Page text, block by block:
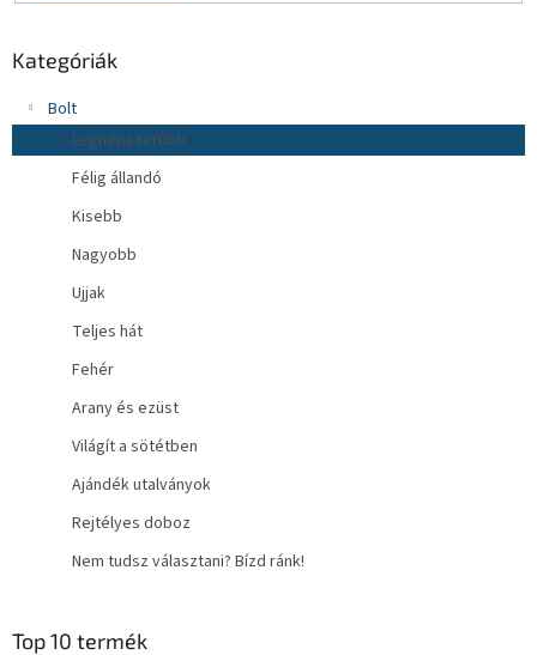
Kategóriák
Bolt
Legnépszerűbb
Félig állandó
Kisebb
Nagyobb
Ujjak
Teljes hát
Fehér
Arany és ezüst
Világít a sötétben
Ajándék utalványok
Rejtélyes doboz
Nem tudsz választani? Bízd ránk!
Top 10 termék